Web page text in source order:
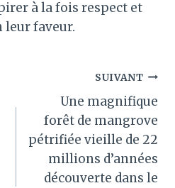
à la fois respect et
leur faveur.
SUIVANT
Une magnifique
forêt de mangrove
pétrifiée vieille de 22
millions d’années
découverte dans le